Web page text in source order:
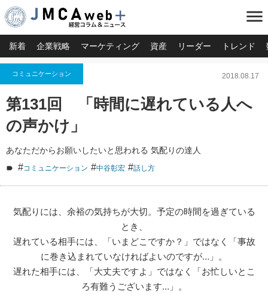
menu
新着 企業戦略 マーケティング 資産 リーダー トレンド
コミュニケーション 2018.08.17
第131回 「時間に遅れている人へ
の声かけ」
あなただからお願いしたいと思われる 気配りの達人
#コミュニケーション #中谷彰宏 #話し方
気配りには、余裕の気持ちが大切。予定の時間を過ぎている
とき、
遅れている相手には、「いまどこですか？」ではなく「事故
に巻き込まれていなければよいのですが…」。
遅れた相手には、「大丈夫ですよ」ではなく「お忙しいとこ
ろ有難うございます…」。